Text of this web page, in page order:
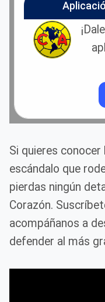
Si quieres
escándalo que
pierdas ningún
Corazón.
acompáñanos a
defender al más